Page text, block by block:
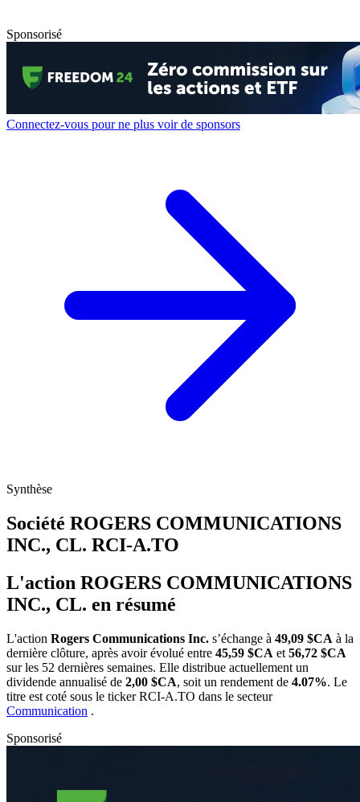
Sponsorisé
Connectez-vous pour ne plus voir de sponsors
Synthèse
Société ROGERS COMMUNICATIONS
INC., CL. RCI-A.TO
L'action ROGERS COMMUNICATIONS
INC., CL. en résumé
L'action Rogers Communications Inc. s’échange à 49,09 $CA à la
dernière clôture, après avoir évolué entre 45,59 $CA et 56,72 $CA
sur les 52 dernières semaines. Elle distribue actuellement un
dividende annualisé de 2,00 $CA, soit un rendement de 4.07%. Le
titre est coté sous le tickerRCI-A.TO dans le secteur
Communication .
Sponsorisé